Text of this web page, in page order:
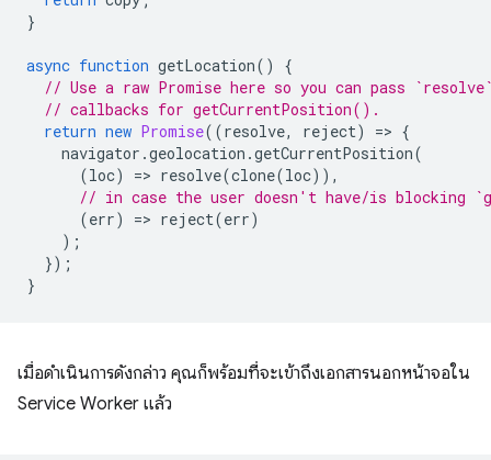
}
async function getLocation()
{
// Use a raw Promise here so you can pass
// callbacks for getCurrentPosition().
return new Promise((resolve, reject) => {
navigator .geolocation .getCurrentPosition(
(loc) => resolve(clone(loc)),
// in case the user doesn't have/is blocking
(err) => reject(err)
);
});
}
เมื่อดำเนินการดังกล่าว คุณก็พร้อมที่จะเข้าถึงเอกสารนอกหน้าจอใน
Service Worker แล้ว